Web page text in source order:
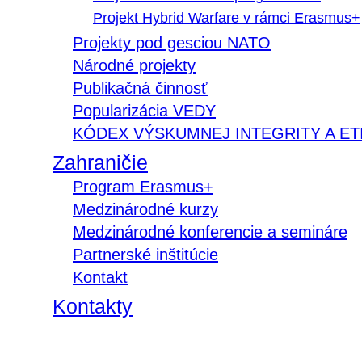
Projekt Hybrid Warfare v rámci Erasmus+
Projekty pod gesciou NATO
Národné projekty
Publikačná činnosť
Popularizácia VEDY
KÓDEX VÝSKUMNEJ INTEGRITY A
Zahraničie
Program Erasmus+
Medzinárodné kurzy
Medzinárodné konferencie a semináre
Partnerské inštitúcie
Kontakt
Kontakty